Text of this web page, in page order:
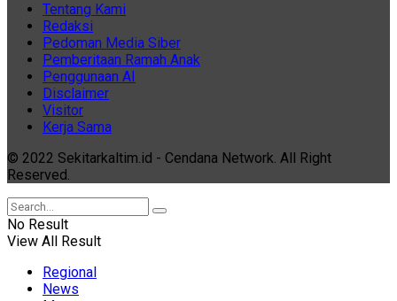
Tentang Kami
Redaksi
Pedoman Media Siber
Pemberitaan Ramah Anak
Penggunaan AI
Disclaimer
Visitor
Kerja Sama
© 2022 Sekitarkaltim.id - Cendana Network. All Right
Reserved.
No Result
View All Result
Regional
News